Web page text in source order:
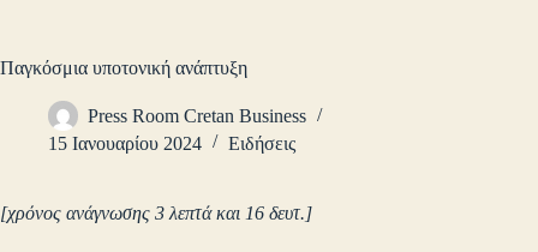
Παγκόσμια υποτονική ανάπτυξη
Press Room Cretan Business
15 Ιανουαρίου 2024
Ειδήσεις
[χρόνος ανάγνωσης 3 λεπτά και 16 δευτ.]